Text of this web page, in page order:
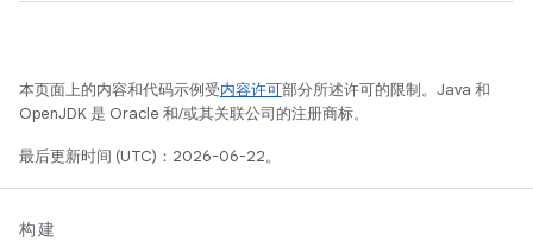
本页面上的内容和代码示例受内容许可部分所述许可的限制。Java 和
OpenJDK 是 Oracle 和/或其关联公司的注册商标。
最后更新时间 (UTC)：2026-06-22。
构建